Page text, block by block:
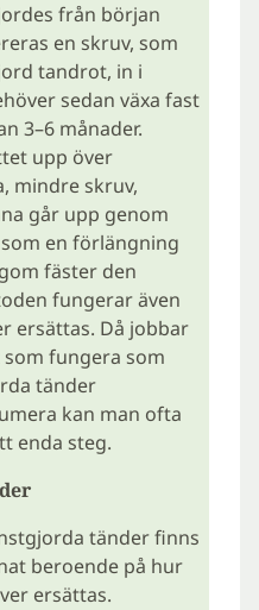
från början
en skruv, som
tandrot, in i
sedan växa fast
3–6 månader.
upp över
mindre skruv,
går upp genom
en förlängning
fäster den
fungerar även
ersättas. Då jobbar
fungera som
tänder
kan man ofta
enda steg.
tänder finns
beroende på hur
ersättas.